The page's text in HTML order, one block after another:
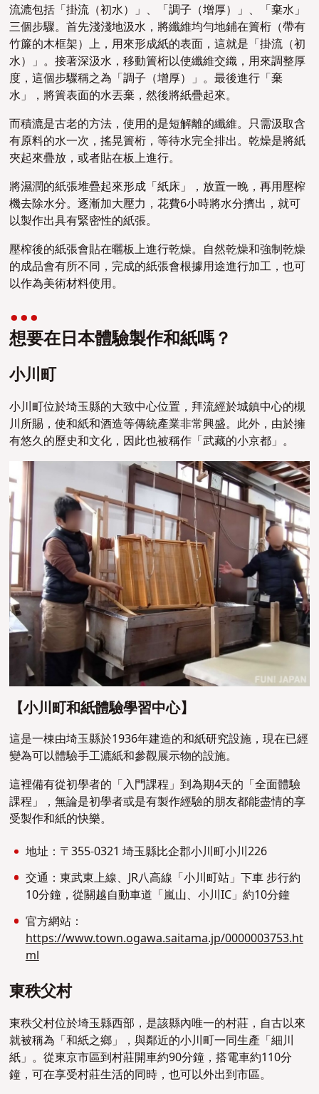
流漉包括「掛流（初水）」、「調子（增厚）」、「棄水」
三個步驟。首先淺淺地汲水，將纖維均勻地鋪在簀桁（帶有
竹簾的木框架）上，用來形成紙的表面，這就是「掛流（初
水）」。接著深汲水，移動簀桁以使纖維交織，用來調整厚
度，這個步驟稱之為「調子（增厚）」。最後進行「棄
水」，將簀表面的水丟棄，然後將紙疊起來。
而積漉是古老的方法，使用的是短解離的纖維。只需汲取含
有原料的水一次，搖晃簀桁，等待水完全排出。乾燥是將紙
夾起來疊放，或者貼在板上進行。
將濕潤的紙張堆疊起來形成「紙床」，放置一晚，再用壓榨
機去除水分。逐漸加大壓力，花費6小時將水分擠出，就可
以製作出具有緊密性的紙張。
壓榨後的紙張會貼在曬板上進行乾燥。自然乾燥和強制乾燥
的成品會有所不同，完成的紙張會根據用途進行加工，也可
以作為美術材料使用。
想要在日本體驗製作和紙嗎？
小川町
小川町位於埼玉縣的大致中心位置，拜流經於城鎮中心的槻
川所賜，使和紙和酒造等傳統產業非常興盛。此外，由於擁
有悠久的歷史和文化，因此也被稱作「武藏的小京都」。
【小川町和紙體驗學習中心】
這是一棟由埼玉縣於1936年建造的和紙研究設施，現在已經
變為可以體驗手工漉紙和參觀展示物的設施。
這裡備有從初學者的「入門課程」到為期4天的「全面體驗
課程」，無論是初學者或是有製作經驗的朋友都能盡情的享
受製作和紙的快樂。
地址： 〒355-0321 埼玉縣比企郡小川町小川226
交通： 東武東上線、JR八高線「小川町站」下車 步行約
10分鐘， 從關越自動車道「嵐山、小川IC」約10分鐘
官方網站：
https://www.town.ogawa.saitama.jp/0000003753.ht
ml
東秩父村
東秩父村位於埼玉縣西部，是該縣內唯一的村莊，自古以來
就被稱為「和紙之鄉」，與鄰近的小川町一同生產「細川
紙」。從東京市區到村莊開車約90分鐘，搭電車約110分
鐘，可在享受村莊生活的同時，也可以外出到市區。